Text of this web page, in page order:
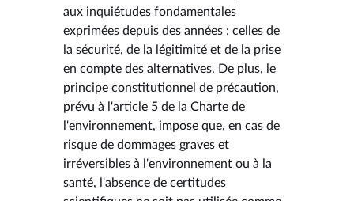
aux inquiétudes fondamentales
exprimées depuis des années : celles de
la sécurité, de la légitimité et de la prise
en compte des alternatives. De plus, le
principe constitutionnel de précaution,
prévu à l'article 5 de la Charte de
l'environnement, impose que, en cas de
risque de dommages graves et
irréversibles à l'environnement ou à la
santé, l'absence de certitudes